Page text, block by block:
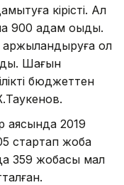
кірісті. Ал
900 адам оқыды.
қол
Шағын
бюджеттен
аясында 2019
стартап жоба
359 жобасы мал